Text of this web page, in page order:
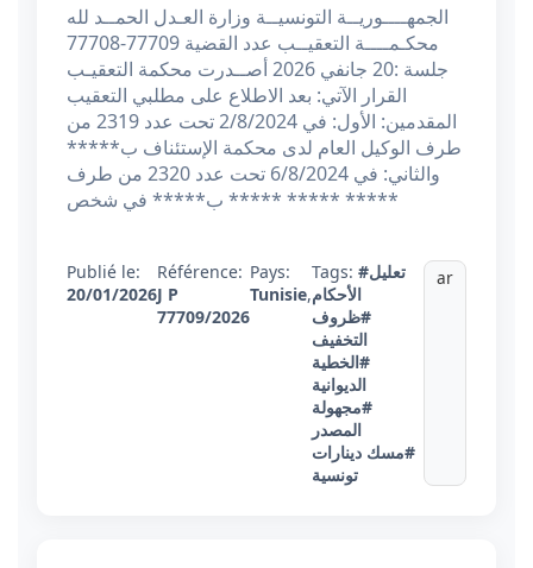
الجمهــــوريــة التونسيــة وزارة العـدل الحمــد لله
محكـمــــة التعقيــب عدد القضية 77709-77708
جلسة :20 جانفي 2026 أصــدرت محكمة التعقيـب
القرار الآتي: بعد الاطلاع على مطلبي التعقيب
المقدمين: الأول: في 2/8/2024 تحت عدد 2319 من
طرف الوكيل العام لدى محكمة الإستئناف ب*****
والثاني: في 6/8/2024 تحت عدد 2320 من طرف
***** ***** ***** ب***** في شخص
Publié le:
20/01/2026
Référence:
J P
77709/2026
Pays:
Tunisie,
Tags: #تعليل
الأحكام
#ظروف
التخفيف
#الخطية
الديوانية
#مجهولة
المصدر
#مسك دينارات
تونسية
ar